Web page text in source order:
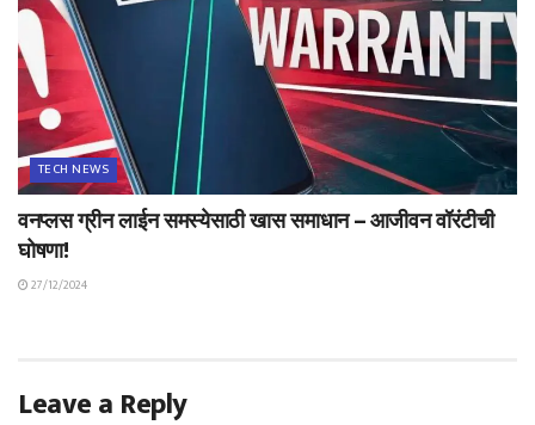
TECH NEWS
वनप्लस ग्रीन लाईन समस्येसाठी खास समाधान – आजीवन वॉरंटीची
घोषणा!
27/12/2024
Leave a Reply